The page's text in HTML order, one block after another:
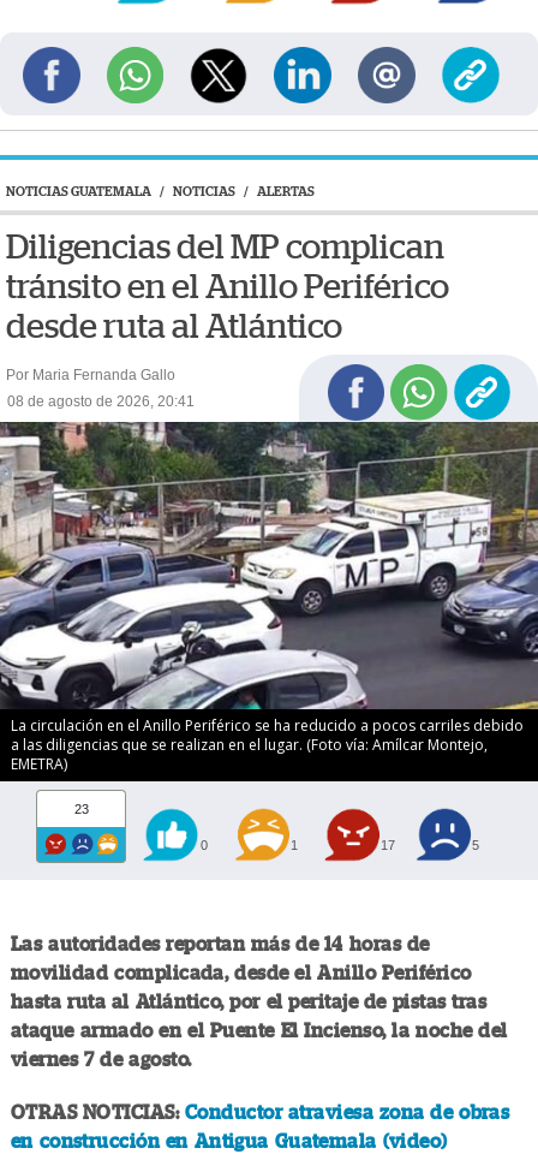
NOTICIAS GUATEMALA / NOTICIAS / ALERTAS
Diligencias del MP complican
tránsito en el Anillo Periférico
desde ruta al Atlántico
Por Maria Fernanda Gallo
08 de agosto de 2026, 20:41
La circulación en el Anillo Periférico se ha reducido a pocos carriles debido
a las diligencias que se realizan en el lugar. (Foto vía: Amílcar Montejo,
EMETRA)
23
0 1 17 5
Las autoridades reportan más de 14 horas de
movilidad complicada, desde el Anillo Periférico
hasta ruta al Atlántico, por el peritaje de pistas tras
ataque armado en el Puente El Incienso, la noche del
viernes 7 de agosto.
OTRAS NOTICIAS: Conductor atraviesa zona de obras
en construcción en Antigua Guatemala (video)